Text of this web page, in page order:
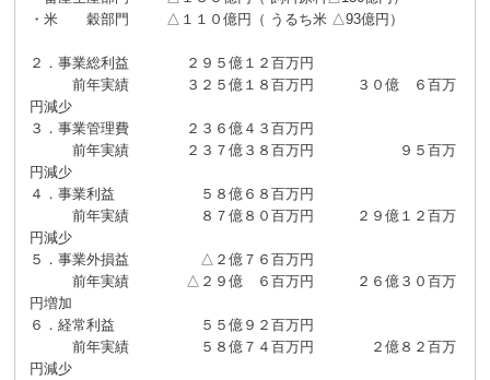
・米 穀部門 △１１０億円（ うるち米 △93億円）
２．事業総利益 ２９５億１２百万円
前年実績 ３２５億１８百万円 ３０億 ６百万
円減少
３．事業管理費 ２３６億４３百万円
前年実績 ２３７億３８百万円 ９５百万
円減少
４．事業利益 ５８億６８百万円
前年実績 ８７億８０百万円 ２９億１２百万
円減少
５．事業外損益 △２億７６百万円
前年実績 △２９億 ６百万円 ２６億３０百万
円増加
６．経常利益 ５５億９２百万円
前年実績 ５８億７４百万円 ２億８２百万
円減少